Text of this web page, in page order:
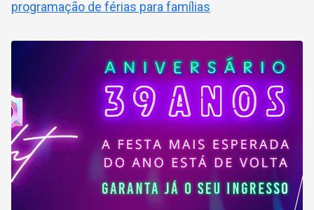
programação de férias para famílias